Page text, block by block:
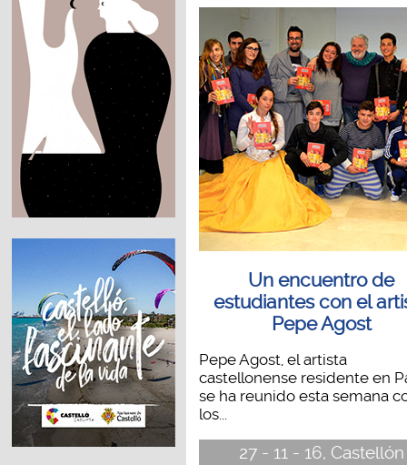
Un encuentro de
estudiantes con el
Pepe Agost
Pepe Agost, el artista
castellonense residente en
se ha reunido esta semana
los...
27 - 11 - 16, Castellón